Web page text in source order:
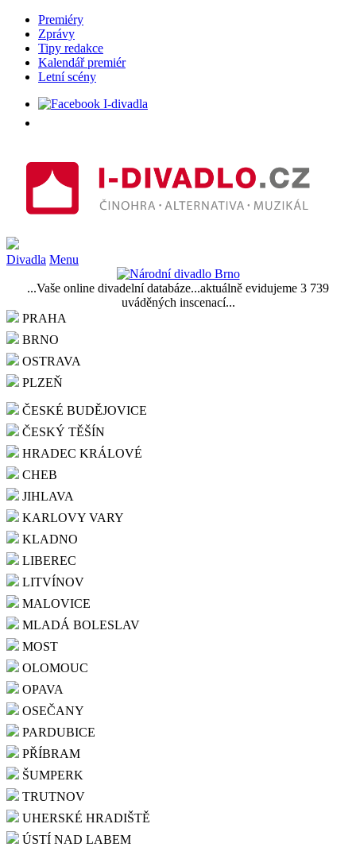
Premiéry
Zprávy
Tipy redakce
Kalendář premiér
Letní scény
Divadla Menu
...Vaše online divadelní databáze...aktuálně evidujeme 3 739
uváděných inscenací...
PRAHA
BRNO
OSTRAVA
PLZEŇ
ČESKÉ BUDĚJOVICE
ČESKÝ TĚŠÍN
HRADEC KRÁLOVÉ
CHEB
JIHLAVA
KARLOVY VARY
KLADNO
LIBEREC
LITVÍNOV
MALOVICE
MLADÁ BOLESLAV
MOST
OLOMOUC
OPAVA
OSEČANY
PARDUBICE
PŘÍBRAM
ŠUMPERK
TRUTNOV
UHERSKÉ HRADIŠTĚ
ÚSTÍ NAD LABEM